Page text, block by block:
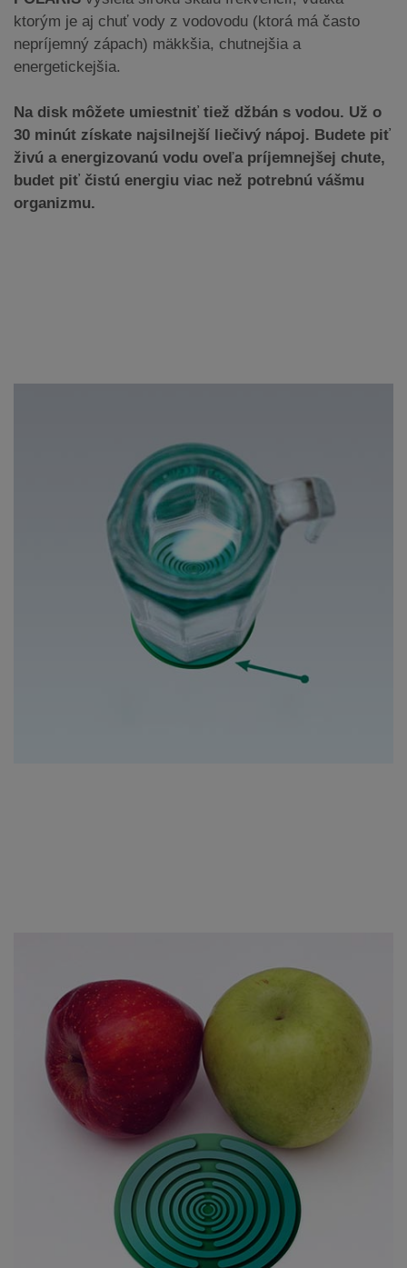
ktorým je aj chuť vody z vodovodu (ktorá má často
nepríjemný zápach) mäkkšia, chutnejšia a
energetickejšia.
Na disk môžete umiestniť tiež džbán s vodou. Už o
30 minút získate najsilnejší liečivý nápoj. Budete piť
živú a energizovanú vodu oveľa príjemnejšej chute,
budet piť čistú energiu viac než potrebnú vášmu
organizmu.